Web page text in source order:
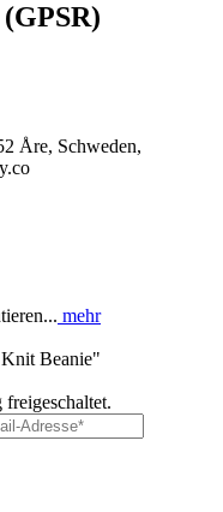
Åre, Schweden,
mehr
Beanie"